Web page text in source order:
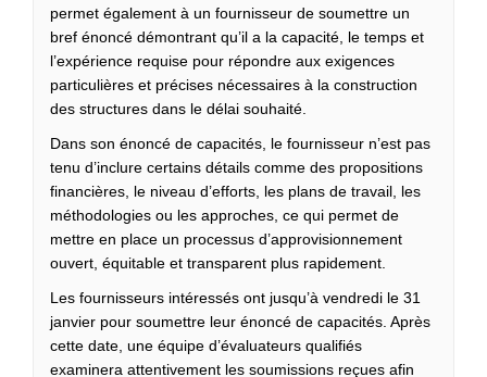
permet également à un fournisseur de soumettre un
bref énoncé démontrant qu’il a la capacité, le temps et
l’expérience requise pour répondre aux exigences
particulières et précises nécessaires à la construction
des structures dans le délai souhaité.
Dans son énoncé de capacités, le fournisseur n’est pas
tenu d’inclure certains détails comme des propositions
financières, le niveau d’efforts, les plans de travail, les
méthodologies ou les approches, ce qui permet de
mettre en place un processus d’approvisionnement
ouvert, équitable et transparent plus rapidement.
Les fournisseurs intéressés ont jusqu’à vendredi le 31
janvier pour soumettre leur énoncé de capacités. Après
cette date, une équipe d’évaluateurs qualifiés
examinera attentivement les soumissions reçues afin